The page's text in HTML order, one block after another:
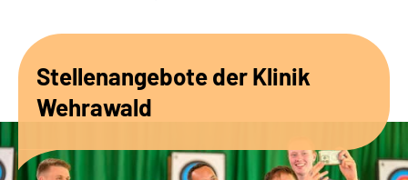
Unsere Angebote
Karriere
Stellenangebote der Klinik
Wehrawald